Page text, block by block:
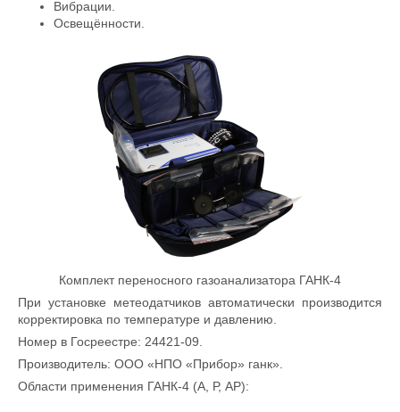
Вибрации.
Освещённости.
Комплект переносного газоанализатора ГАНК-4
При установке метеодатчиков автоматически производится
корректировка по температуре и давлению.
Номер в Госреестре: 24421-09.
Производитель: ООО «НПО «Прибор» ганк».
Области применения ГАНК-4 (А, Р, АР):